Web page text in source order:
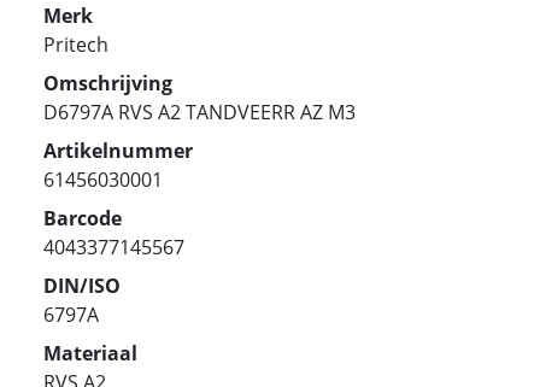
Merk
Pritech
Omschrijving
D6797A RVS A2 TANDVEERR AZ M3
Artikelnummer
61456030001
Barcode
4043377145567
DIN/ISO
6797A
Materiaal